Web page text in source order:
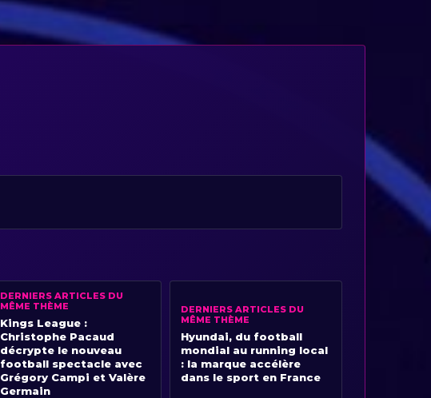
DERNIERS ARTICLES DU
MÊME THÈME
Kings League :
Christophe Pacaud
décrypte le nouveau
football spectacle avec
Grégory Campi et Valère
Germain
DERNIERS ARTICLES DU
MÊME THÈME
Hyundai, du football
mondial au running local
: la marque accélère
dans le sport en France